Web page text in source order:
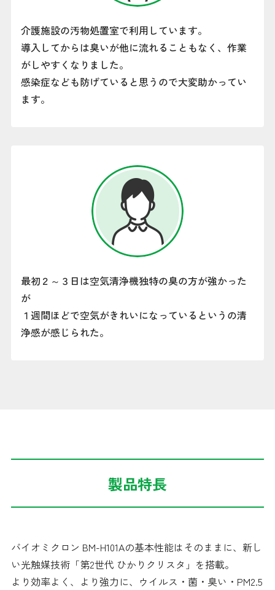
介護施設の汚物処置室で利用しています。
導入してからは臭いが他に流れることもなく、作業
がしやすくなりました。
感染症なども防げていると思うので大変助かってい
ます。
最初２～３日は空気清浄機独特の臭の方が強かった
が
１週間ほどで空気がきれいになっているというの清
浄感が感じられた。
製品特長
バイオミクロン BM-H101Aの基本性能はそのままに、新し
い光触媒技術「第2世代 ひかりクリスタ」を搭載。
より効率よく、より強力に、ウイルス・菌・臭い・PM2.5